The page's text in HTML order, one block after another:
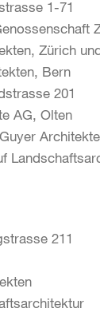
1-71
Zürich
Bern
201
AG, Olten
211